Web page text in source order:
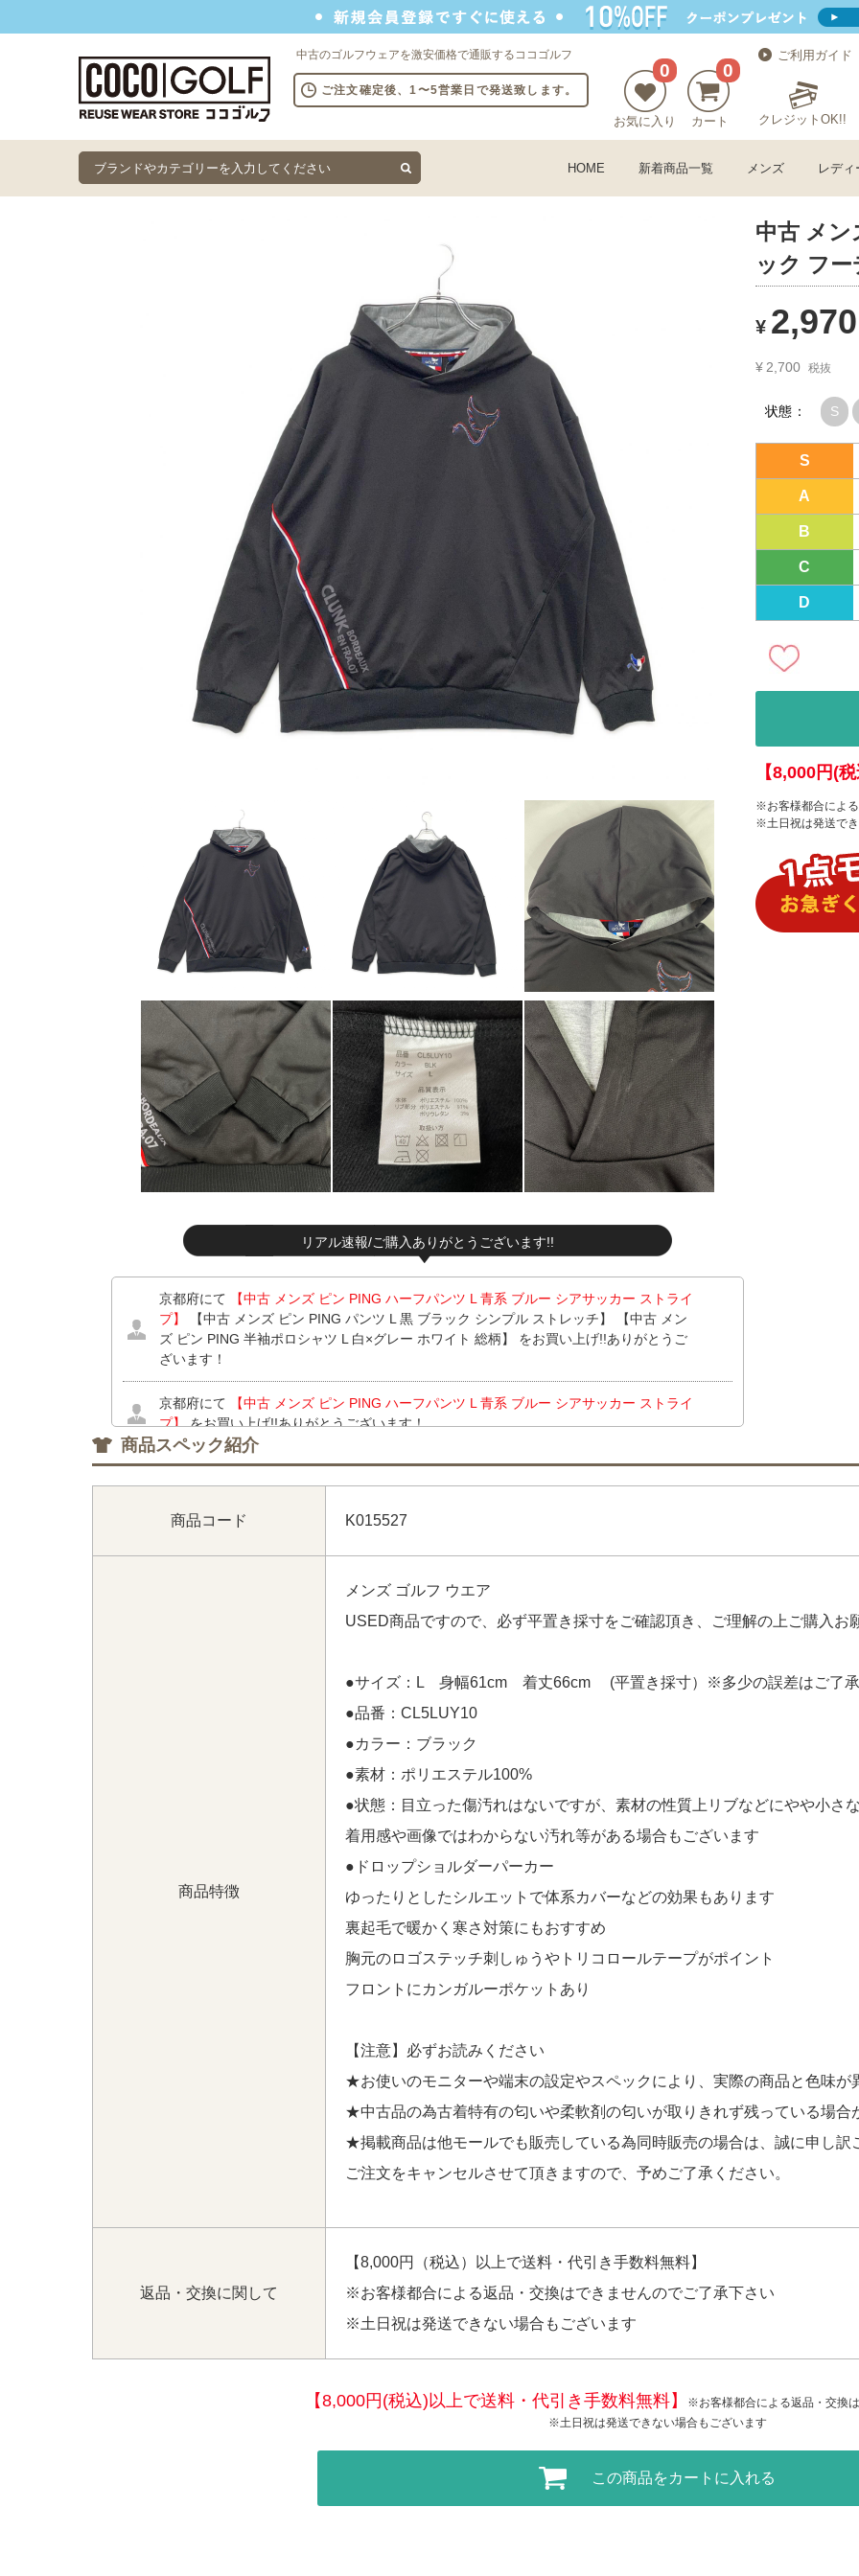
中古のゴルフウェアを激安価格で通販するココゴルフ
ご注文確定後、1〜5営業日で発送致します。
0
お気に入り
0
カート
ご利用ガイド
クレジットOK!!
HOME 新着商品一覧 メンズ レディ
リアル速報/ご購入ありがとうございます!!
京都府にて 【中古 メンズ ピン PING ハーフパンツ L 青系 ブルー シアサッカー ストライ
プ】
【中古 メンズ ピン PING パンツ L 黒 ブラック シンプル ストレッチ】 【中古 メン
ズ ピン PING 半袖ポロシャツ L 白×グレー ホワイト 総柄】 をお買い上げ!!ありがとうご
ざいます！
京都府にて 【中古 メンズ ピン PING ハーフパンツ L 青系 ブルー シアサッカー ストライ
プ】をお買い上げ!!ありがとうございます！
愛知県にて【中古 レディース アディダスゴルフ adidas GOLF セットアップ S 黒 ブラッ
ク 半袖モックネックシャツ×スカート】【中古 レディース デサントゴルフ DESCENTE
ピージーゴルフ CPG GOLF スカート 1(S) 白 ホワイト 軽量 ストレッチ】 【中古 レディ
サイズ違い】 【中古 レディース デサントゴルフ DESCENTE GOLF スカート SS 紺×青
中古 メ
ック フ
¥ 2,970
¥ 2,700 税抜
状態： S
S
A
B
C
D
【8,000円(
※お客様都合によ
※土日祝は発送で
商品スペック紹介
商品コード K015527
商品特徴
メンズ ゴルフ ウエア
USED商品ですので、必ず平置き採寸をご確認頂き、ご理解の上ご購入お
●サイズ：L 身幅61cm 着丈66cm (平置き採寸）※多少の誤差はご了承
●品番：CL5LUY10
●カラー：ブラック
●素材：ポリエステル100%
●状態：目立った傷汚れはないですが、素材の性質上リブなどにやや小さ
着用感や画像ではわからない汚れ等がある場合もございます
●ドロップショルダーパーカー
ゆったりとしたシルエットで体系カバーなどの効果もあります
裏起毛で暖かく寒さ対策にもおすすめ
胸元のロゴステッチ刺しゅうやトリコロールテープがポイント
フロントにカンガルーポケットあり
【注意】必ずお読みください
★お使いのモニターや端末の設定やスペックにより、実際の商品と色味が
★中古品の為古着特有の匂いや柔軟剤の匂いが取りきれず残っている場合
★掲載商品は他モールでも販売している為同時販売の場合は、誠に申し訳
ご注文をキャンセルさせて頂きますので、予めご了承ください。
返品・交換に関して
【8,000円（税込）以上で送料・代引き手数料無料】
※お客様都合による返品・交換はできませんのでご了承下さい
※土日祝は発送できない場合もございます
【8,000円(税込)以上で送料・代引き手数料無料】
※お客様都合による返品・交換
※土日祝は発送できない場合もございます
この商品をカートに入れる